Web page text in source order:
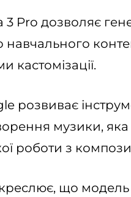
Pro дозволяє
навчального
кастомізації.
розвиває
музики,
роботи з
що модель